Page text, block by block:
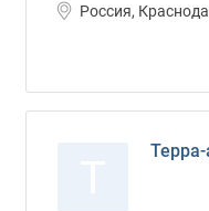
Россия,